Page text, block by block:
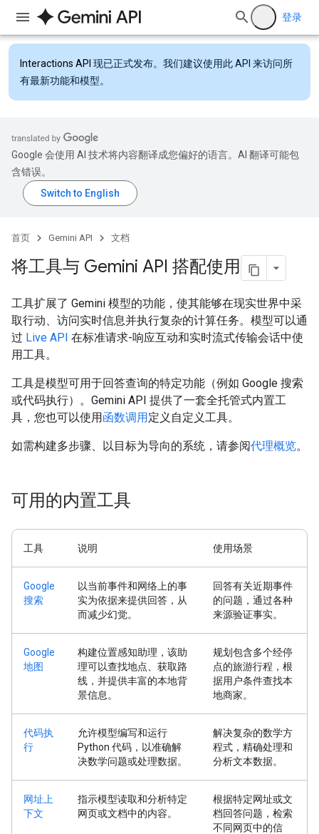
登录
Interactions API 现已正式发布。我们建议使用此 API 来访问所
有最新功能和模型。
Google 会使用 AI 技术将内容翻译成您偏好的语言。AI 翻译可能包
含错误。
首页 Gemini API 文档
将工具与 Gemini API 搭配使用
工具扩展了 Gemini 模型的功能，使其能够在现实世界中采
取行动、访问实时信息并执行复杂的计算任务。模型可以通
过 Live API 在标准请求-响应互动和实时流式传输会话中使
用工具。
工具是模型可用于回答查询的特定功能（例如 Google 搜索
或代码执行）。Gemini API 提供了一套全托管式内置工
具，您也可以使用函数调用定义自定义工具。
如需构建多步骤、以目标为导向的系统，请参阅代理概览。
可用的内置工具
工具 说明 使用场景
Google
搜索
以当前事件和网络上的事
实为依据来提供回答，从
而减少幻觉。
回答有关近期事件
的问题，通过各种
来源验证事实。
Google
地图
构建位置感知助理，该助
理可以查找地点、获取路
线，并提供丰富的本地背
景信息。
规划包含多个经停
点的旅游行程，根
据用户条件查找本
地商家。
代码执
行
允许模型编写和运行
Python 代码，以准确解
决数学问题或处理数据。
解决复杂的数学方
程式，精确处理和
分析文本数据。
网址上
下文
指示模型读取和分析特定
网页或文档中的内容。
根据特定网址或文
档回答问题，检索
不同网页中的信